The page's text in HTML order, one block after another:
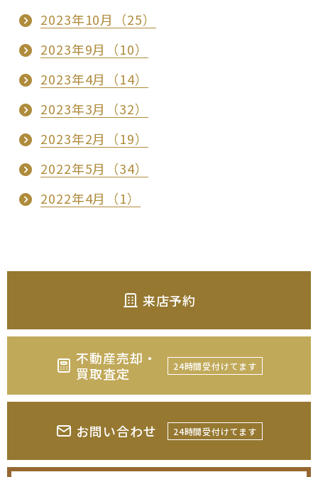
2023年10月（25）
2023年9月（10）
2023年4月（14）
2023年3月（32）
2023年2月（19）
2022年5月（34）
2022年4月（1）
来店予約
不動産売却・
買取査定
24時間受付けてます
お問い合わせ 24時間受付けてます